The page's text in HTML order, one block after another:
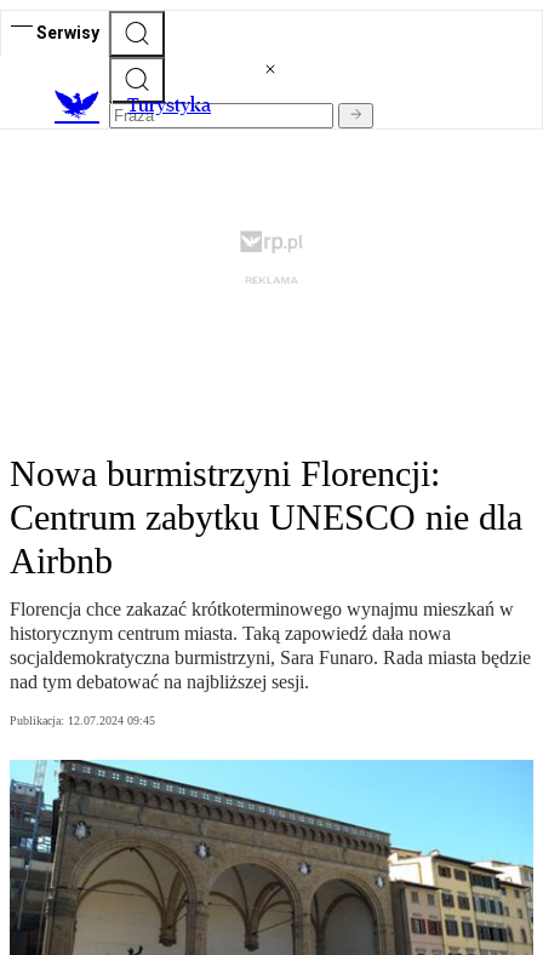
Serwisy
Turystyka
Nowa burmistrzyni Florencji:
Centrum zabytku UNESCO nie dla
Airbnb
Florencja chce zakazać krótkoterminowego wynajmu mieszkań w
historycznym centrum miasta. Taką zapowiedź dała nowa
socjaldemokratyczna burmistrzyni, Sara Funaro. Rada miasta będzie
nad tym debatować na najbliższej sesji.
Publikacja: 12.07.2024 09:45